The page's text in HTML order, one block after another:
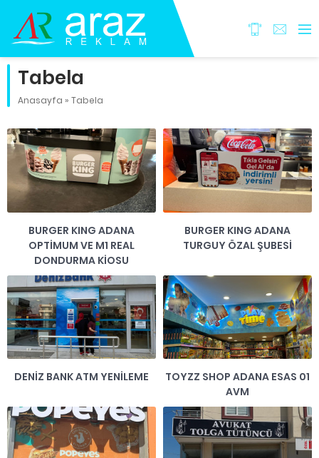
Tabela
Anasayfa » Tabela
BURGER KING ADANA
OPTİMUM VE M1 REAL
DONDURMA KİOSU
BURGER KING ADANA
TURGUY ÖZAL ŞUBESİ
DENİZ BANK ATM YENİLEME
TOYZZ SHOP ADANA ESAS 01
AVM